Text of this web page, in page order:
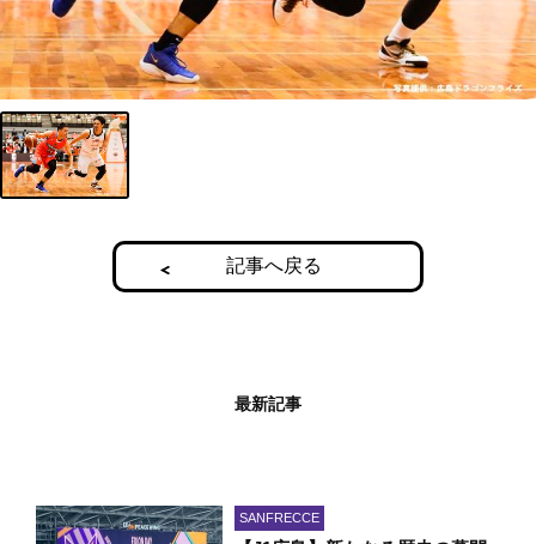
記事へ戻る
最新記事
SANFRECCE